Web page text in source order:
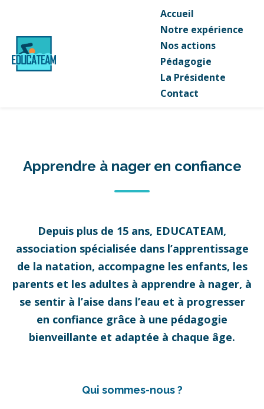
Accueil
Notre expérience
Nos actions
Pédagogie
La Présidente
Contact
Apprendre à nager en confiance
Depuis plus de 15 ans, EDUCATEAM,
association spécialisée dans l’apprentissage
de la natation, accompagne les enfants, les
parents et les adultes à apprendre à nager, à
se sentir à l’aise dans l’eau et à progresser
en confiance grâce à une pédagogie
bienveillante et adaptée à chaque âge.
Qui sommes-nous ?